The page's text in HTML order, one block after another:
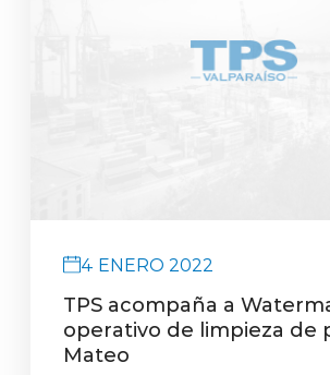
4 ENERO 2022
TPS acompaña a
operativo de limpieza de
Mateo